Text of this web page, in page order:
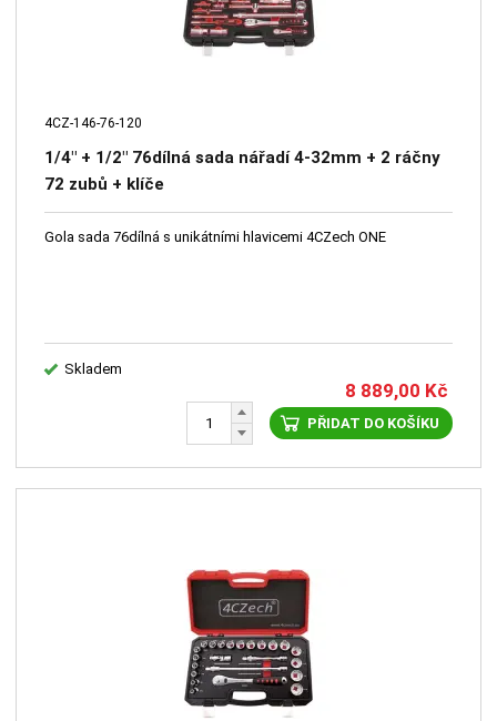
4CZ-146-76-120
1/4" + 1/2" 76dílná sada nářadí 4-32mm + 2 ráčny
72 zubů + klíče
Gola sada 76dílná s unikátními hlavicemi 4CZech ONE
Skladem
8 889,00 Kč
PŘIDAT DO KOŠÍKU